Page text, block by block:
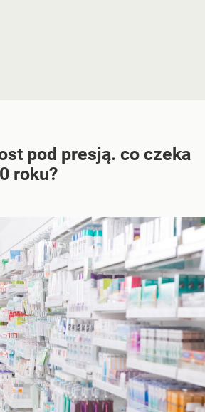
pod presją. co czeka
roku?